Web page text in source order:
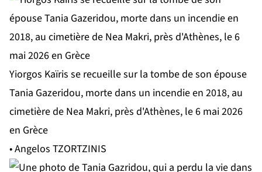
Yiorgos Kaïris se recueille sur la tombe de son épouse
Tania Gazeridou, morte dans un incendie en 2018, au
cimetière de Nea Makri, près d'Athènes, le 6 mai 2026
en Grèce
• Angelos TZORTZINIS